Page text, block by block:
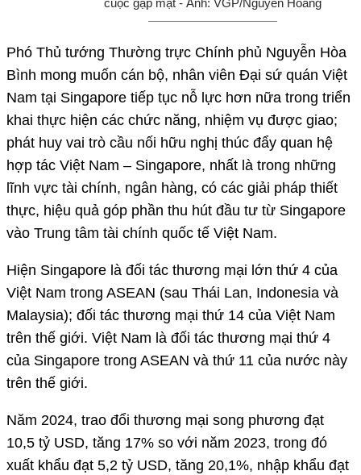
cuộc gặp mặt - Ảnh: VGP/Nguyễn Hoàng
Phó Thủ tướng Thường trực Chính phủ Nguyễn Hòa
Bình mong muốn cán bộ, nhân viên Đại sứ quán Việt
Nam tại Singapore tiếp tục nỗ lực hơn nữa trong triển
khai thực hiện các chức năng, nhiệm vụ được giao;
phát huy vai trò cầu nối hữu nghị thúc đẩy quan hệ
hợp tác Việt Nam – Singapore, nhất là trong những
lĩnh vực tài chính, ngân hàng, có các giải pháp thiết
thực, hiệu quả góp phần thu hút đầu tư từ Singapore
vào Trung tâm tài chính quốc tế Việt Nam.
Hiện Singapore là đối tác thương mại lớn thứ 4 của
Việt Nam trong ASEAN (sau Thái Lan, Indonesia và
Malaysia); đối tác thương mại thứ 14 của Việt Nam
trên thế giới. Việt Nam là đối tác thương mại thứ 4
của Singapore trong ASEAN và thứ 11 của nước này
trên thế giới.
Năm 2024, trao đổi thương mại song phương đạt
10,5 tỷ USD, tăng 17% so với năm 2023, trong đó
xuất khẩu đạt 5,2 tỷ USD, tăng 20,1%, nhập khẩu đạt